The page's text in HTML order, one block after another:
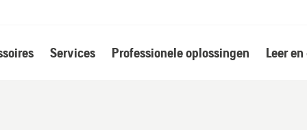
Services Professionele oplossingen Leer